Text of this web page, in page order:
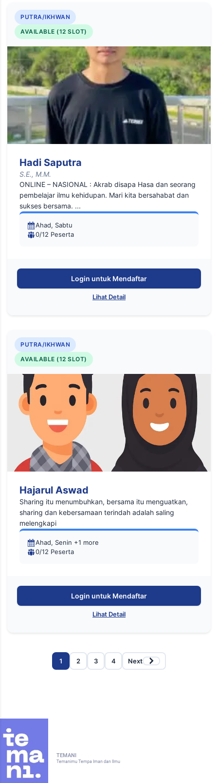
PUTRA/IKHWAN
AVAILABLE (12 SLOT)
Hadi Saputra
S.E., M.M.
ONLINE – NASIONAL : Akrab disapa Hasa dan seorang
pembelajar ilmu kehidupan. Mari kita bersahabat dan
sukses bersama. ...
Ahad, Sabtu
0/12 Peserta
Login untuk Mendaftar
Lihat Detail
PUTRA/IKHWAN
AVAILABLE (12 SLOT)
Hajarul Aswad
Sharing itu menumbuhkan, bersama itu menguatkan,
sharing dan kebersamaan terindah adalah saling
melengkapi
Ahad, Senin +1 more
0/12 Peserta
Login untuk Mendaftar
Lihat Detail
1 2 3 4 Next
TEMANI
Temanimu Tempa Iman dan Ilmu